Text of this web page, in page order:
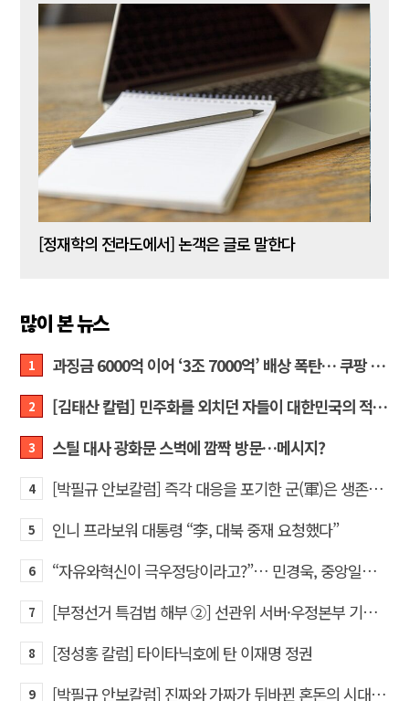
[정재학의 전라도에서] 논객은 글로 말한다
많이 본 뉴스
1 과징금 6000억 이어 ‘3조 7000억’ 배상 폭탄… 쿠팡 때리기에 한미 통상 ‘초비상’
2 [김태산 칼럼] 민주화를 외치던 자들이 대한민국의 적이고 간첩이었다
3 스틸 대사 광화문 스벅에 깜짝 방문…메시지?
4 [박필규 안보칼럼] 즉각 대응을 포기한 군(軍)은 생존할 수 없다
5 인니 프라보워 대통령 “李, 대북 중재 요청했다”
6 “자유와혁신이 극우정당이라고?”… 민경욱, 중앙일보 직격
7 [부정선거 특검법 해부 ②] 선관위 서버·우정본부 기록까지…‘증거를 끌어오는 칼’
8 [정성홍 칼럼] 타이타닉호에 탄 이재명 정권
9 [박필규 안보칼럼] 진짜와 가짜가 뒤바뀐 혼돈의 시대, 안보 파탄은 막아야